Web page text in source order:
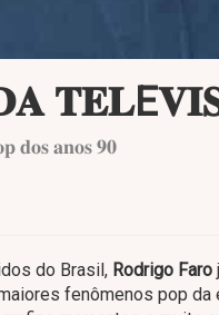
𝐝𝐨𝐬 𝐚𝐧𝐨𝐬 𝟗𝟎
do Brasil, Rodrigo Faro
fenômenos pop